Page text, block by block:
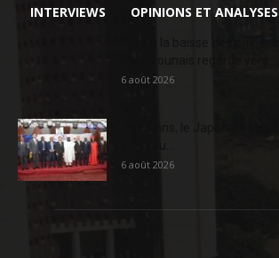
INTERVIEWS OPINIONS ET ANALYSES
6 août 2026
6 août 2026